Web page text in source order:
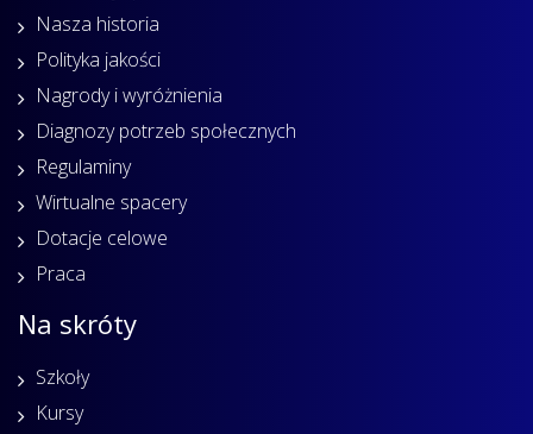
Nasza historia
Polityka jakości
Nagrody i wyróżnienia
Diagnozy potrzeb społecznych
Regulaminy
Wirtualne spacery
Dotacje celowe
Praca
Na skróty
Szkoły
Kursy